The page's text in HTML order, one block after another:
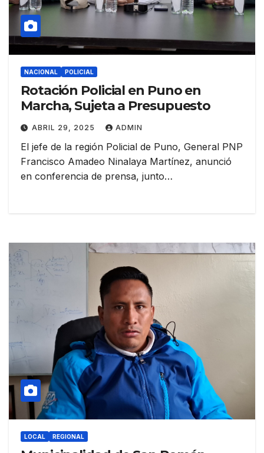
NACIONAL POLICIAL
Rotación Policial en Puno en
Marcha, Sujeta a Presupuesto
ABRIL 29, 2025 ADMIN
El jefe de la región Policial de Puno, General PNP
Francisco Amadeo Ninalaya Martínez, anunció
en conferencia de prensa, junto…
LOCAL REGIONAL